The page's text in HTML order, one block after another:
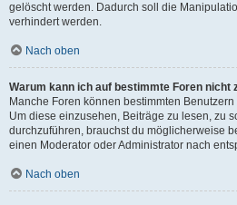
gelöscht werden. Dadurch soll die
verhindert werden.
Nach oben
Warum kann ich auf bestimmte Foren nicht
Manche Foren können bestimmten
Um diese einzusehen, Beiträge zu lesen, zu
durchzuführen, brauchst du möglicherweise
einen Moderator oder Administrator nach
Nach oben